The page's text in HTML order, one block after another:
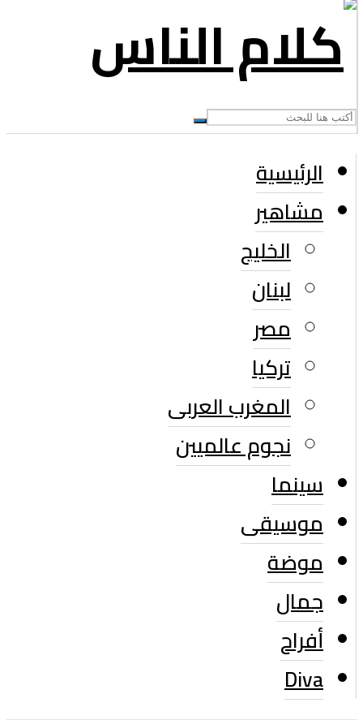
الرئيسية
مشاهير
الخليج
لبنان
مصر
تركيا
المغرب العربى
نجوم عالميين
سينما
موسيقى
موضة
جمال
أفراح
Diva